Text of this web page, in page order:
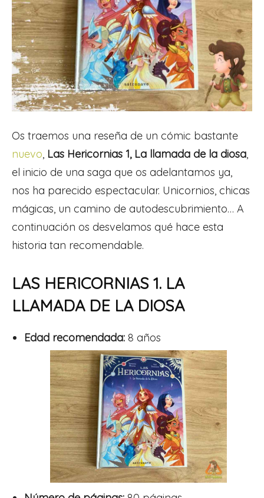
Os traemos una reseña de un cómic bastante
nuevo, Las Hericornias 1, La llamada de la diosa,
el inicio de una saga que os adelantamos ya,
nos ha parecido espectacular. Unicornios, chicas
mágicas, un camino de autodescubrimiento… A
continuación os desvelamos qué hace esta
historia tan recomendable.
LAS HERICORNIAS 1. LA
LLAMADA DE LA DIOSA
Edad recomendada: 8 años